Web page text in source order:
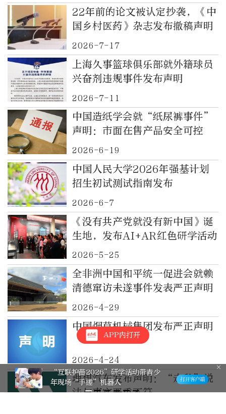
22年前的论文被认定抄袭，《中
国乡村医药》杂志发布撤稿声明
2026-7-17
上海久事篮球俱乐部就外籍球员
兴奋剂违规事件发布声明
2026-7-11
中国造纸学会就“纸尿裤事件”
声明：市面在售产品安全可控
2026-6-19
中国人民大学2026年强基计划
招生初试测试指南发布
2026-6-7
《没有共产党就没有新中国》诞
生地，发布AI+AR红色研学活动
2026-5-25
全非洲中国和平统一促进会就赖
清德窜访未遂事件发表严正声明
2026-4-29
中国烟草机械集团发布严正声明
2026-4-24
理想汽车发布声明：“走私”说
法与事实严重不符
APP内打开
“互联护苗2026”研学活动带青少
年现场“手搓”机器人